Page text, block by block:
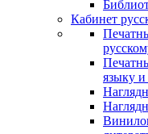
Кабинет
языку и